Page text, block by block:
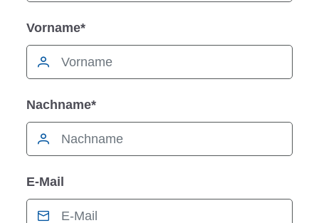
Vorname*
Nachname*
E-Mail